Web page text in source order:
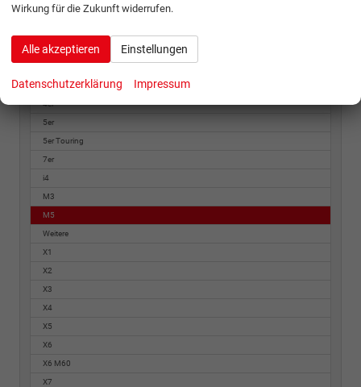
1er
2er Coupé
3er Touring
4er
5er
5er Touring
7er
i4
M3
M5
Weitere
X1
X2
X3
X4
X5
X6
X6 M60
X7
Wirkung für die Zukunft widerrufen.
Alle akzeptieren Einstellungen
Datenschutzerklärung Impressum